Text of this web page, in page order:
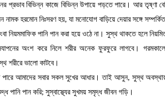
প্রভাব বিভিন্ন কাজে বিভিন্ন উপায়ে পড়তে পারে। আর তৃষ্ণা
হরমোন নিঃসরণ হয়, যা মনোযোগ বাড়িয়ে দেয়ার সঙ্গে
নিয়মমাফিক পানি পান করা হয়ে ওঠে না। সুস্থ থাকতে হলে
অংশ করে নিলে শরীর অনেক ফুরফুরে লাগবে।
শরীরে ভালো কাটবে।
পারে আমাদের সবার সকল সুখের আধার। তাই আসুন, সুস্থ অবস্থায়
পান করি; সুস্বাস্থ্যের সুখময় সমৃদ্ধ জীবন গড়ি।